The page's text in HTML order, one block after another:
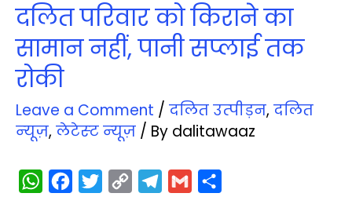
दलित परिवार को किराने का
सामान नहीं, पानी सप्‍लाई तक
रोकी
Leave a Comment / दलित उत्‍पीड़न, दलित
न्‍यूज़, लेटेस्‍ट न्‍यूज़ / By dalitawaaz
W